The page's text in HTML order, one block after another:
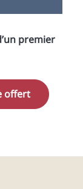
premier
offert